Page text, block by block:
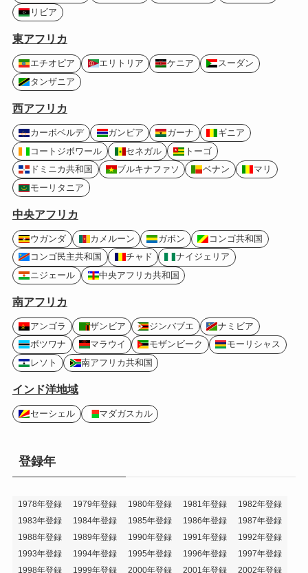
リビア
東アフリカ
エチオピア エリトリア ケニア
スーダン
タンザニア
西アフリカ
カーボベルデ ガンビア ガーナ
ギニア
コートジボワール
セネガル
トーゴ
ドミニカ共和国
ブルキナファソ ベナン
マリ
モーリタニア
中央アフリカ
ウガンダ カメルーン ガボン
コンゴ共和国
コンゴ民主共和国
チャド
ナイジェリア
ニジェール
中央アフリカ共和国
南アフリカ
アンゴラ ザンビア ジンバブエ
ナミビア
ボツワナ
マラウイ モザンビーク
モーリシャス
レソト
南アフリカ共和国
インド洋地域
セーシェル マダガスカル
登録年
1978年登録 1979年登録 1980年登録 1981年登録
1982年登録
1983年登録
1984年登録 1985年登録 1986年登録
1987年登録
1988年登録
1989年登録 1990年登録 1991年登録
1992年登録
1993年登録
1994年登録 1995年登録 1996年登録
1997年登録
1998年登録
1999年登録 2000年登録 2001年登録 2002年登録